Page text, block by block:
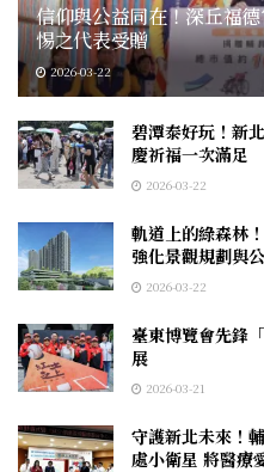
信仰與公益同在！深丘福
惕之代表受贈
2026-03-22
碧潭泰好玩！新
慶祈福一次滿足
2026-03-22
軌道上的綠森林
強化景觀規劃與
2026-03-22
臺東博覽會先鋒
展
2026-03-21
守護新北未來！
處小衛星 將醫療